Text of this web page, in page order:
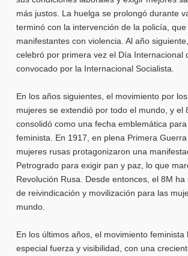
más justos. La huelga se prolongó durante
terminó con la intervención de la policía,
manifestantes con violencia. Al año
celebró por primera vez el Día Internacional
convocado por la Internacional Socialista.
En los años siguientes, el movimiento por
mujeres se extendió por todo el mundo, y el
consolidó como una fecha emblemática
feminista. En 1917, en plena Primera
mujeres rusas protagonizaron una
Petrogrado para exigir pan y paz, lo que
Revolución Rusa. Desde entonces, el 8M ha
de reivindicación y movilización para las
mundo.
En los últimos años, el movimiento feminista
especial fuerza y visibilidad, con una